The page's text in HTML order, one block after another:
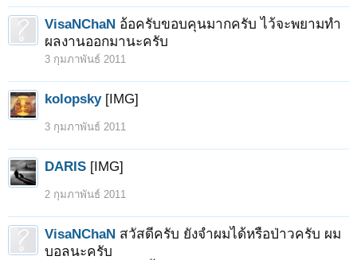
VisaNChaN อ้อครับขอบคุนมากครับ ไว้จะพยามทำ
ผลงานออกมานะครับ
3 กุมภาพันธ์ 2011
kolopsky [IMG]
3 กุมภาพันธ์ 2011
DARIS [IMG]
2 กุมภาพันธ์ 2011
VisaNChaN สวัสดีครับ ยังจำผมได้หรือป่าวครับ ผม
บอลนะครับ